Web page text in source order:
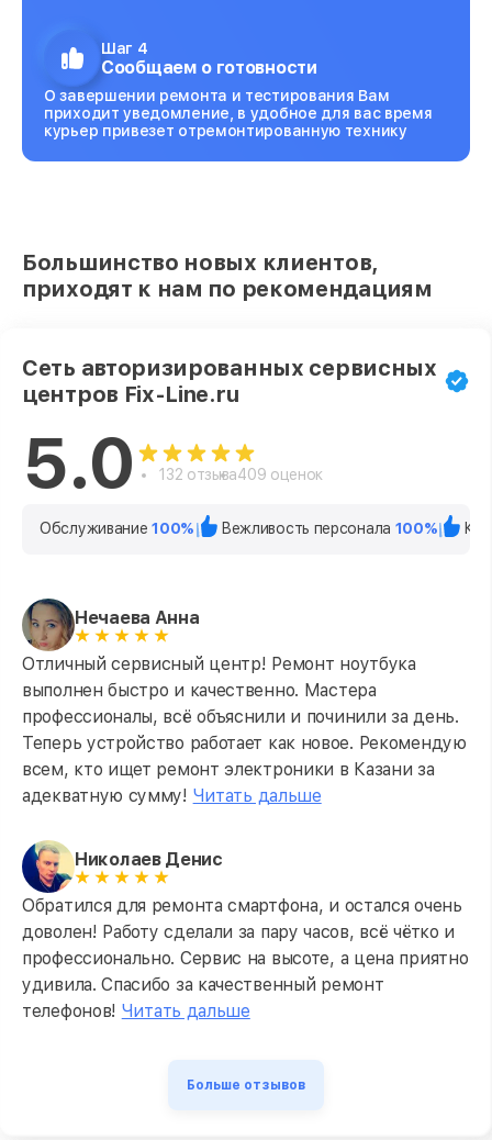
Шаг 4
Сообщаем о готовности
О завершении ремонта и тестирования Вам
приходит уведомление, в удобное для вас время
курьер привезет отремонтированную технику
Большинство новых клиентов,
приходят к нам по рекомендациям
Сеть авторизированных сервисных
центров Fix-Line.ru
5.0 132 отзыва409 оценок
Обслуживание100% Вежливость персонала 100%
Нечаева Анна
Отличный сервисный центр! Ремонт ноутбука
выполнен быстро и качественно. Мастера
профессионалы, всё объяснили и починили за день.
Теперь устройство работает как новое. Рекомендую
всем, кто ищет ремонт электроники в Казани за
адекватную сумму! Читать дальше
Николаев Денис
Обратился для ремонта смартфона, и остался очень
доволен! Работу сделали за пару часов, всё чётко и
профессионально. Сервис на высоте, а цена приятно
удивила. Спасибо за качественный ремонт
телефонов! Читать дальше
Больше отзывов